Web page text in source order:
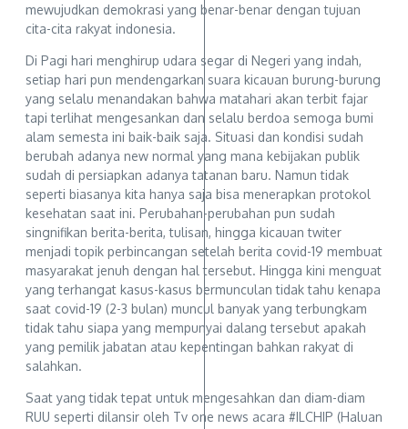
mewujudkan demokrasi yang benar-benar dengan tujuan
cita-cita rakyat indonesia.
Di Pagi hari menghirup udara segar di Negeri yang indah,
setiap hari pun mendengarkan suara kicauan burung-burung
yang selalu menandakan bahwa matahari akan terbit fajar
tapi terlihat mengesankan dan selalu berdoa semoga bumi
alam semesta ini baik-baik saja. Situasi dan kondisi sudah
berubah adanya new normal yang mana kebijakan publik
sudah di persiapkan adanya tatanan baru. Namun tidak
seperti biasanya kita hanya saja bisa menerapkan protokol
kesehatan saat ini. Perubahan-perubahan pun sudah
singnifikan berita-berita, tulisan, hingga kicauan twiter
menjadi topik perbincangan setelah berita covid-19 membuat
masyarakat jenuh dengan hal tersebut. Hingga kini menguat
yang terhangat kasus-kasus bermunculan tidak tahu kenapa
saat covid-19 (2-3 bulan) muncul banyak yang terbungkam
tidak tahu siapa yang mempunyai dalang tersebut apakah
yang pemilik jabatan atau kepentingan bahkan rakyat di
salahkan.
Saat yang tidak tepat untuk mengesahkan dan diam-diam
RUU seperti dilansir oleh Tv one news acara #ILCHIP (Haluan